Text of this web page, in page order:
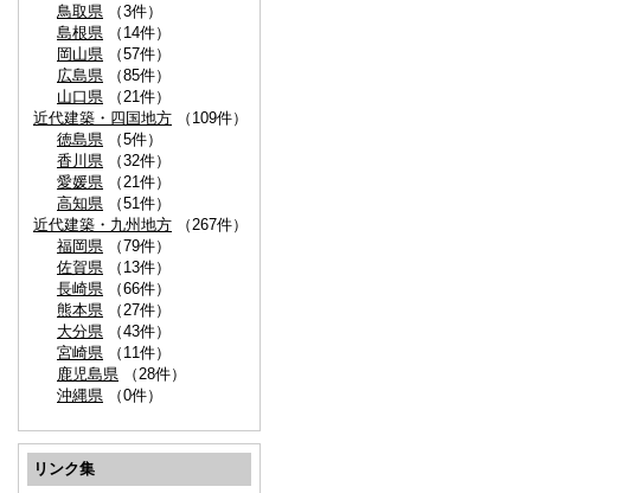
鳥取県 （3件）
島根県 （14件）
岡山県 （57件）
広島県 （85件）
山口県 （21件）
近代建築・四国地方 （109件）
徳島県 （5件）
香川県 （32件）
愛媛県 （21件）
高知県 （51件）
近代建築・九州地方 （267件）
福岡県 （79件）
佐賀県 （13件）
長崎県 （66件）
熊本県 （27件）
大分県 （43件）
宮崎県 （11件）
鹿児島県 （28件）
沖縄県 （0件）
リンク集